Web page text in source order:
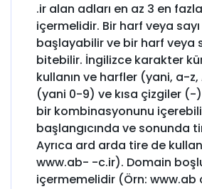
.ir alan adları en az 3 en
içermelidir. Bir harf veya
başlayabilir ve bir harf veya
bitebilir. İngilizce karakter
kullanın ve harfler (yani, a-z,
(yani 0-9) ve kısa çizgiler (-
bir kombinasyonunu
başlangıcında ve sonunda
Ayrıca ard arda tire de
www.ab- -c.ir). Domain
içermemelidir (Örn: www.ab